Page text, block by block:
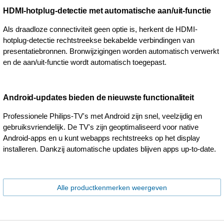
HDMI-hotplug-detectie met automatische aan/uit-functie
Als draadloze connectiviteit geen optie is, herkent de HDMI-
hotplug-detectie rechtstreekse bekabelde verbindingen van
presentatiebronnen. Bronwijzigingen worden automatisch verwerkt
en de aan/uit-functie wordt automatisch toegepast.
Android-updates bieden de nieuwste functionaliteit
Professionele Philips-TV's met Android zijn snel, veelzijdig en
gebruiksvriendelijk. De TV's zijn geoptimaliseerd voor native
Android-apps en u kunt webapps rechtstreeks op het display
installeren. Dankzij automatische updates blijven apps up-to-date.
Alle productkenmerken weergeven